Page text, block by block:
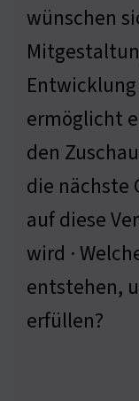
wünschen
ermöglicht
den
die nächste
auf diese
wird ·
entstehen,
erfüllen?